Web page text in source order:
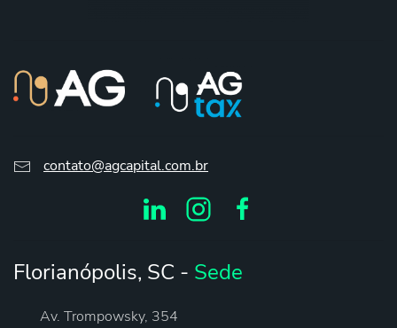
contato@agcapital.com.br
Florianópolis, SC - Sede
Av. Trompowsky, 354